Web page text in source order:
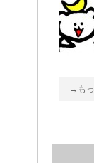
→も